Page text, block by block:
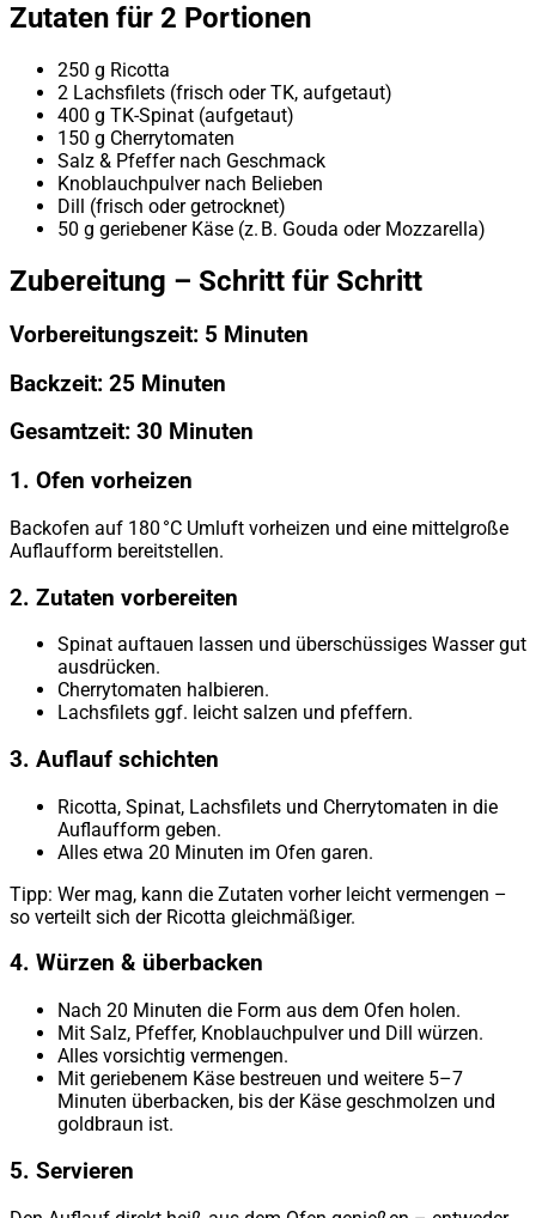
Zutaten für 2 Portionen
250 g Ricotta
2 Lachsfilets (frisch oder TK, aufgetaut)
400 g TK-Spinat (aufgetaut)
150 g Cherrytomaten
Salz & Pfeffer nach Geschmack
Knoblauchpulver nach Belieben
Dill (frisch oder getrocknet)
50 g geriebener Käse (z. B. Gouda oder Mozzarella)
Zubereitung – Schritt für Schritt
Vorbereitungszeit: 5 Minuten
Backzeit: 25 Minuten
Gesamtzeit: 30 Minuten
1. Ofen vorheizen
Backofen auf 180 °C Umluft vorheizen und eine mittelgroße
Auflaufform bereitstellen.
2. Zutaten vorbereiten
Spinat auftauen lassen und überschüssiges Wasser gut
ausdrücken.
Cherrytomaten halbieren.
Lachsfilets ggf. leicht salzen und pfeffern.
3. Auflauf schichten
Ricotta, Spinat, Lachsfilets und Cherrytomaten in die
Auflaufform geben.
Alles etwa 20 Minuten im Ofen garen.
Tipp: Wer mag, kann die Zutaten vorher leicht vermengen –
so verteilt sich der Ricotta gleichmäßiger.
4. Würzen & überbacken
Nach 20 Minuten die Form aus dem Ofen holen.
Mit Salz, Pfeffer, Knoblauchpulver und Dill würzen.
Alles vorsichtig vermengen.
Mit geriebenem Käse bestreuen und weitere 5–7
Minuten überbacken, bis der Käse geschmolzen und
goldbraun ist.
5. Servieren